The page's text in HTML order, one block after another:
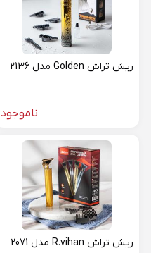
ریش تراش Golden مدل 2136
ناموجود
ریش تراش R.vihan مدل 2071